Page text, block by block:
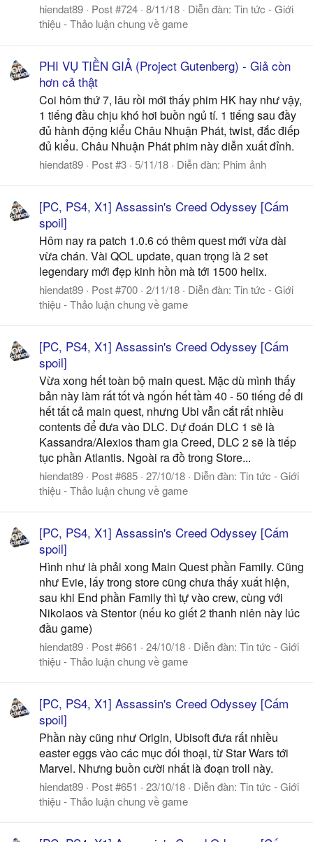
hiendat89 Post #724 8/11/18 Diễn đàn: Tin tức - Giới
thiệu - Thảo luận chung về game
PHI VỤ TIỀN GIẢ (Project Gutenberg) - Giả còn
hơn cả thật
Coi hôm thứ 7, lâu rồi mới thấy phim HK hay như vậy,
1 tiếng đầu chịu khó hơi buồn ngủ tí. 1 tiếng sau đầy
đủ hành động kiểu Châu Nhuận Phát, twist, đắc điếp
đủ kiểu. Châu Nhuận Phát phim này diễn xuất đỉnh.
hiendat89 Post #3 5/11/18 Diễn đàn: Phim ảnh
[PC, PS4, X1] Assassin's Creed Odyssey [Cấm
spoil]
Hôm nay ra patch 1.0.6 có thêm quest mới vừa dài
vừa chán. Vài QOL update, quan trọng là 2 set
legendary mới đẹp kinh hồn mà tới 1500 helix.
hiendat89 Post #700 2/11/18 Diễn đàn: Tin tức - Giới
thiệu - Thảo luận chung về game
[PC, PS4, X1] Assassin's Creed Odyssey [Cấm
spoil]
Vừa xong hết toàn bộ main quest. Mặc dù mình thấy
bản này làm rất tốt và ngốn hết tầm 40 - 50 tiếng để đi
hết tất cả main quest, nhưng Ubi vẫn cắt rất nhiều
contents để đưa vào DLC. Dự đoán DLC 1 sẽ là
Kassandra/Alexios tham gia Creed, DLC 2 sẽ là tiếp
tục phần Atlantis. Ngoài ra đồ trong Store...
hiendat89 Post #685 27/10/18 Diễn đàn: Tin tức - Giới
thiệu - Thảo luận chung về game
[PC, PS4, X1] Assassin's Creed Odyssey [Cấm
spoil]
Hình như là phải xong Main Quest phần Family. Cũng
như Evie, lấy trong store cũng chưa thấy xuất hiện,
sau khi End phần Family thì tự vào crew, cùng với
Nikolaos và Stentor (nếu ko giết 2 thanh niên này lúc
đầu game)
hiendat89 Post #661 24/10/18 Diễn đàn: Tin tức - Giới
thiệu - Thảo luận chung về game
[PC, PS4, X1] Assassin's Creed Odyssey [Cấm
spoil]
Phần này cũng như Origin, Ubisoft đưa rất nhiều
easter eggs vào các mục đối thoại, từ Star Wars tới
Marvel. Nhưng buồn cười nhất là đoạn troll này.
hiendat89 Post #651 23/10/18 Diễn đàn: Tin tức - Giới
thiệu - Thảo luận chung về game